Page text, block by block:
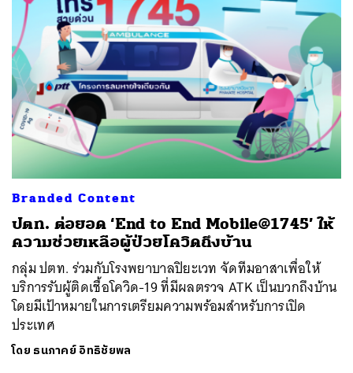
Branded Content
ปตท. ต่อยอด ‘End to End Mobile@1745’ ให้
ความช่วยเหลือผู้ป่วยโควิดถึงบ้าน
กลุ่ม ปตท. ร่วมกับโรงพยาบาลปิยะเวท จัดทีมอาสาเพื่อให้
บริการรับผู้ติดเชื้อโควิด-19 ที่มีผลตรวจ ATK เป็นบวกถึงบ้าน
โดยมีเป้าหมายในการเตรียมความพร้อมสำหรับการเปิด
ประเทศ
โดย ธนภาคย์ อิทธิชัยพล